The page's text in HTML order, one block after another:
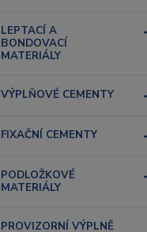
LEPTACÍ A
BONDOVACÍ
MATERIÁLY
VÝPLŇOVÉ CEMENTY
FIXAČNÍ CEMENTY
PODLOŽKOVÉ
MATERIÁLY
PROVIZORNÍ VÝPLNĚ